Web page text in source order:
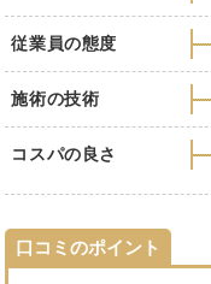
従業員の態度
施術の技術
コスパの良さ
口コミのポイント